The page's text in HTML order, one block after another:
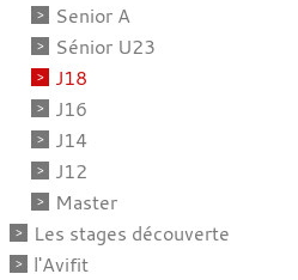
Senior A
Sénior U23
J18
J16
J14
J12
Master
Les stages découverte
l'Avifit